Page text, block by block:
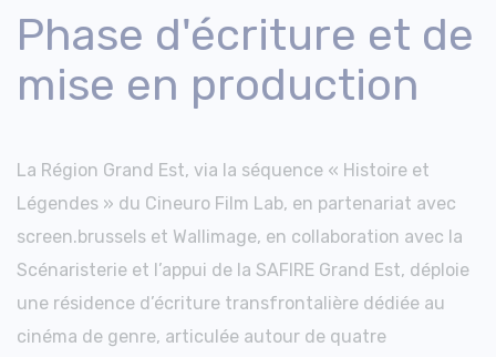
Phase d'écriture et de
mise en production
La Région Grand Est, via la séquence « Histoire et
Légendes » du Cineuro Film Lab, en partenariat avec
screen.brussels et Wallimage, en collaboration avec la
Scénaristerie et l’appui de la SAFIRE Grand Est, déploie
une résidence d’écriture transfrontalière dédiée au
cinéma de genre, articulée autour de quatre